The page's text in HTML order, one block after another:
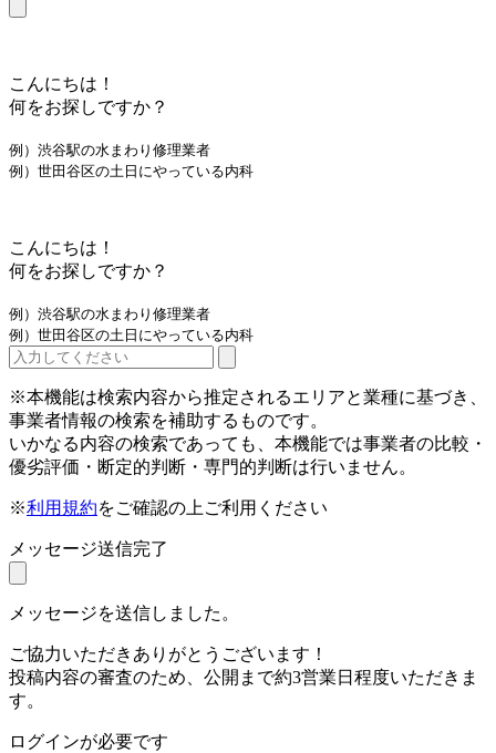
こんにちは！
何をお探しですか？
例）渋谷駅の水まわり修理業者
例）世田谷区の土日にやっている内科
こんにちは！
何をお探しですか？
例）渋谷駅の水まわり修理業者
例）世田谷区の土日にやっている内科
※本機能は検索内容から推定されるエリアと業種に基づき、
事業者情報の検索を補助するものです。
いかなる内容の検索であっても、本機能では事業者の比較・
優劣評価・断定的判断・専門的判断は行いません。
※利用規約をご確認の上ご利用ください
メッセージ送信完了
メッセージを送信しました。
ご協力いただきありがとうございます！
投稿内容の審査のため、公開まで約3営業日程度いただきま
す。
ログインが必要です